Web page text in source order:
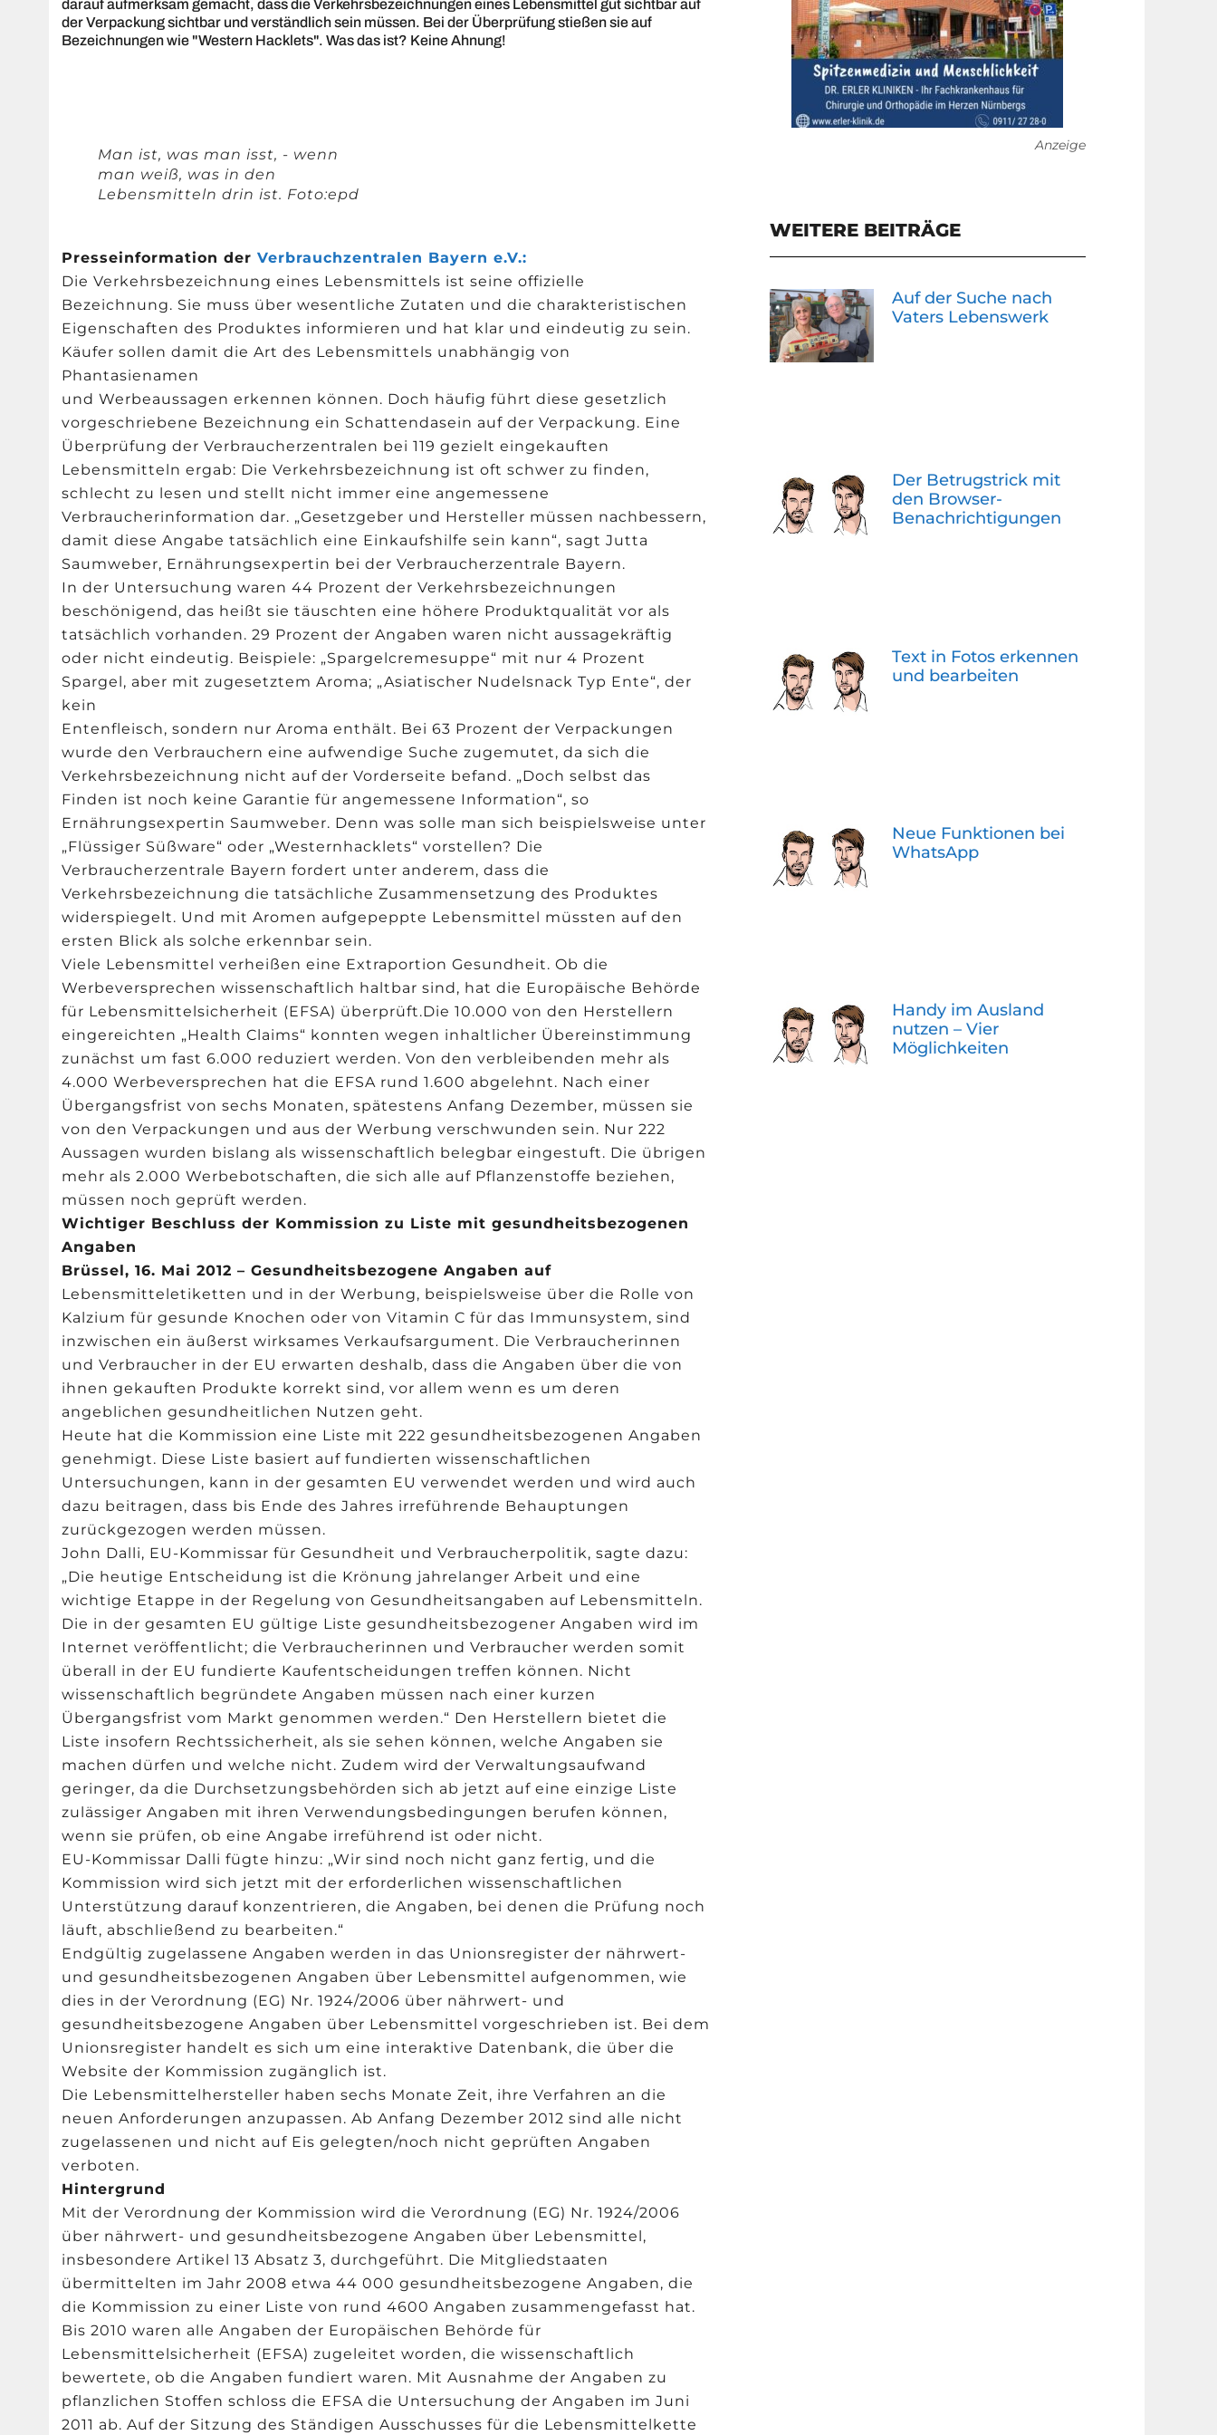
darauf aufmerksam gemacht, dass die Verkehrsbezeichnungen eines Lebensmittel gut sichtbar auf
der Verpackung sichtbar und verständlich sein müssen. Bei der Überprüfung stießen sie auf
Bezeichnungen wie "Western Hacklets". Was das ist? Keine Ahnung!
Man ist, was man isst, - wenn
man weiß, was in den
Lebensmitteln drin ist. Foto:epd
Presseinformation derVerbrauchzentralen Bayern e.V.:
Die Verkehrsbezeichnung eines Lebensmittels ist seine offizielle
Bezeichnung. Sie muss über wesentliche Zutaten und die charakteristischen
Eigenschaften des Produktes informieren und hat klar und eindeutig zu sein.
Käufer sollen damit die Art des Lebensmittels unabhängig von
Phantasienamen
und Werbeaussagen erkennen können. Doch häufig führt diese gesetzlich
vorgeschriebene Bezeichnung ein Schattendasein auf der Verpackung. Eine
Überprüfung der Verbraucherzentralen bei 119 gezielt eingekauften
Lebensmitteln ergab: Die Verkehrsbezeichnung ist oft schwer zu finden,
schlecht zu lesen und stellt nicht immer eine angemessene
Verbraucherinformation dar. „Gesetzgeber und Hersteller müssen nachbessern,
damit diese Angabe tatsächlich eine Einkaufshilfe sein kann“, sagt Jutta
Saumweber, Ernährungsexpertin bei der Verbraucherzentrale Bayern.
In der Untersuchung waren 44 Prozent der Verkehrsbezeichnungen
beschönigend, das heißt sie täuschten eine höhere Produktqualität vor als
tatsächlich vorhanden. 29 Prozent der Angaben waren nicht aussagekräftig
oder nicht eindeutig. Beispiele: „Spargelcremesuppe“ mit nur 4 Prozent
Spargel, aber mit zugesetztem Aroma; „Asiatischer Nudelsnack Typ Ente“, der
kein
Entenfleisch, sondern nur Aroma enthält. Bei 63 Prozent der Verpackungen
wurde den Verbrauchern eine aufwendige Suche zugemutet, da sich die
Verkehrsbezeichnung nicht auf der Vorderseite befand. „Doch selbst das
Finden ist noch keine Garantie für angemessene Information“, so
Ernährungsexpertin Saumweber. Denn was solle man sich beispielsweise unter
„Flüssiger Süßware“ oder „Westernhacklets“ vorstellen? Die
Verbraucherzentrale Bayern fordert unter anderem, dass die
Verkehrsbezeichnung die tatsächliche Zusammensetzung des Produktes
widerspiegelt. Und mit Aromen aufgepeppte Lebensmittel müssten auf den
ersten Blick als solche erkennbar sein.
Viele Lebensmittel verheißen eine Extraportion Gesundheit. Ob die
Werbeversprechen wissenschaftlich haltbar sind, hat die Europäische Behörde
für Lebensmittelsicherheit (EFSA) überprüft.Die 10.000 von den Herstellern
eingereichten „Health Claims“ konnten wegen inhaltlicher Übereinstimmung
zunächst um fast 6.000 reduziert werden. Von den verbleibenden mehr als
4.000 Werbeversprechen hat die EFSA rund 1.600 abgelehnt. Nach einer
Übergangsfrist von sechs Monaten, spätestens Anfang Dezember, müssen sie
von den Verpackungen und aus der Werbung verschwunden sein. Nur 222
Aussagen wurden bislang als wissenschaftlich belegbar eingestuft. Die übrigen
mehr als 2.000 Werbebotschaften, die sich alle auf Pflanzenstoffe beziehen,
müssen noch geprüft werden.
Wichtiger Beschluss der Kommission zu Liste mit gesundheitsbezogenen
Angaben
Brüssel, 16. Mai 2012 – Gesundheitsbezogene Angaben auf
Lebensmitteletiketten und in der Werbung, beispielsweise über die Rolle von
Kalzium für gesunde Knochen oder von Vitamin C für das Immunsystem, sind
inzwischen ein äußerst wirksames Verkaufsargument. Die Verbraucherinnen
und Verbraucher in der EU erwarten deshalb, dass die Angaben über die von
ihnen gekauften Produkte korrekt sind, vor allem wenn es um deren
angeblichen gesundheitlichen Nutzen geht.
Heute hat die Kommission eine Liste mit 222 gesundheitsbezogenen Angaben
genehmigt. Diese Liste basiert auf fundierten wissenschaftlichen
Untersuchungen, kann in der gesamten EU verwendet werden und wird auch
dazu beitragen, dass bis Ende des Jahres irreführende Behauptungen
zurückgezogen werden müssen.
John Dalli, EU-Kommissar für Gesundheit und Verbraucherpolitik, sagte dazu:
„Die heutige Entscheidung ist die Krönung jahrelanger Arbeit und eine
wichtige Etappe in der Regelung von Gesundheitsangaben auf Lebensmitteln.
Die in der gesamten EU gültige Liste gesundheitsbezogener Angaben wird im
Internet veröffentlicht; die Verbraucherinnen und Verbraucher werden somit
überall in der EU fundierte Kaufentscheidungen treffen können. Nicht
wissenschaftlich begründete Angaben müssen nach einer kurzen
Übergangsfrist vom Markt genommen werden.“ Den Herstellern bietet die
Liste insofern Rechtssicherheit, als sie sehen können, welche Angaben sie
machen dürfen und welche nicht. Zudem wird der Verwaltungsaufwand
geringer, da die Durchsetzungsbehörden sich ab jetzt auf eine einzige Liste
zulässiger Angaben mit ihren Verwendungsbedingungen berufen können,
wenn sie prüfen, ob eine Angabe irreführend ist oder nicht.
EU-Kommissar Dalli fügte hinzu: „Wir sind noch nicht ganz fertig, und die
Kommission wird sich jetzt mit der erforderlichen wissenschaftlichen
Unterstützung darauf konzentrieren, die Angaben, bei denen die Prüfung noch
läuft, abschließend zu bearbeiten.“
Endgültig zugelassene Angaben werden in das Unionsregister der nährwert-
und gesundheitsbezogenen Angaben über Lebensmittel aufgenommen, wie
dies in der Verordnung (EG) Nr. 1924/2006 über nährwert- und
gesundheitsbezogene Angaben über Lebensmittel vorgeschrieben ist. Bei dem
Unionsregister handelt es sich um eine interaktive Datenbank, die über die
Website der Kommission zugänglich ist.
Die Lebensmittelhersteller haben sechs Monate Zeit, ihre Verfahren an die
neuen Anforderungen anzupassen. Ab Anfang Dezember 2012 sind alle nicht
zugelassenen und nicht auf Eis gelegten/noch nicht geprüften Angaben
verboten.
Hintergrund
Mit der Verordnung der Kommission wird die Verordnung (EG) Nr. 1924/2006
über nährwert- und gesundheitsbezogene Angaben über Lebensmittel,
insbesondere Artikel 13 Absatz 3, durchgeführt. Die Mitgliedstaaten
übermittelten im Jahr 2008 etwa 44 000 gesundheitsbezogene Angaben, die
die Kommission zu einer Liste von rund 4600 Angaben zusammengefasst hat.
Bis 2010 waren alle Angaben der Europäischen Behörde für
Lebensmittelsicherheit (EFSA) zugeleitet worden, die wissenschaftlich
bewertete, ob die Angaben fundiert waren. Mit Ausnahme der Angaben zu
pflanzlichen Stoffen schloss die EFSA die Untersuchung der Angaben im Juni
2011 ab. Auf der Sitzung des Ständigen Ausschusses für die Lebensmittelkette
Anzeige
WEITERE BEITRÄGE
Auf der Suche nach
Vaters Lebenswerk
Der Betrugstrick mit
den Browser-
Benachrichtigungen
Text in Fotos erkennen
und bearbeiten
Neue Funktionen bei
WhatsApp
Handy im Ausland
nutzen – Vier
Möglichkeiten